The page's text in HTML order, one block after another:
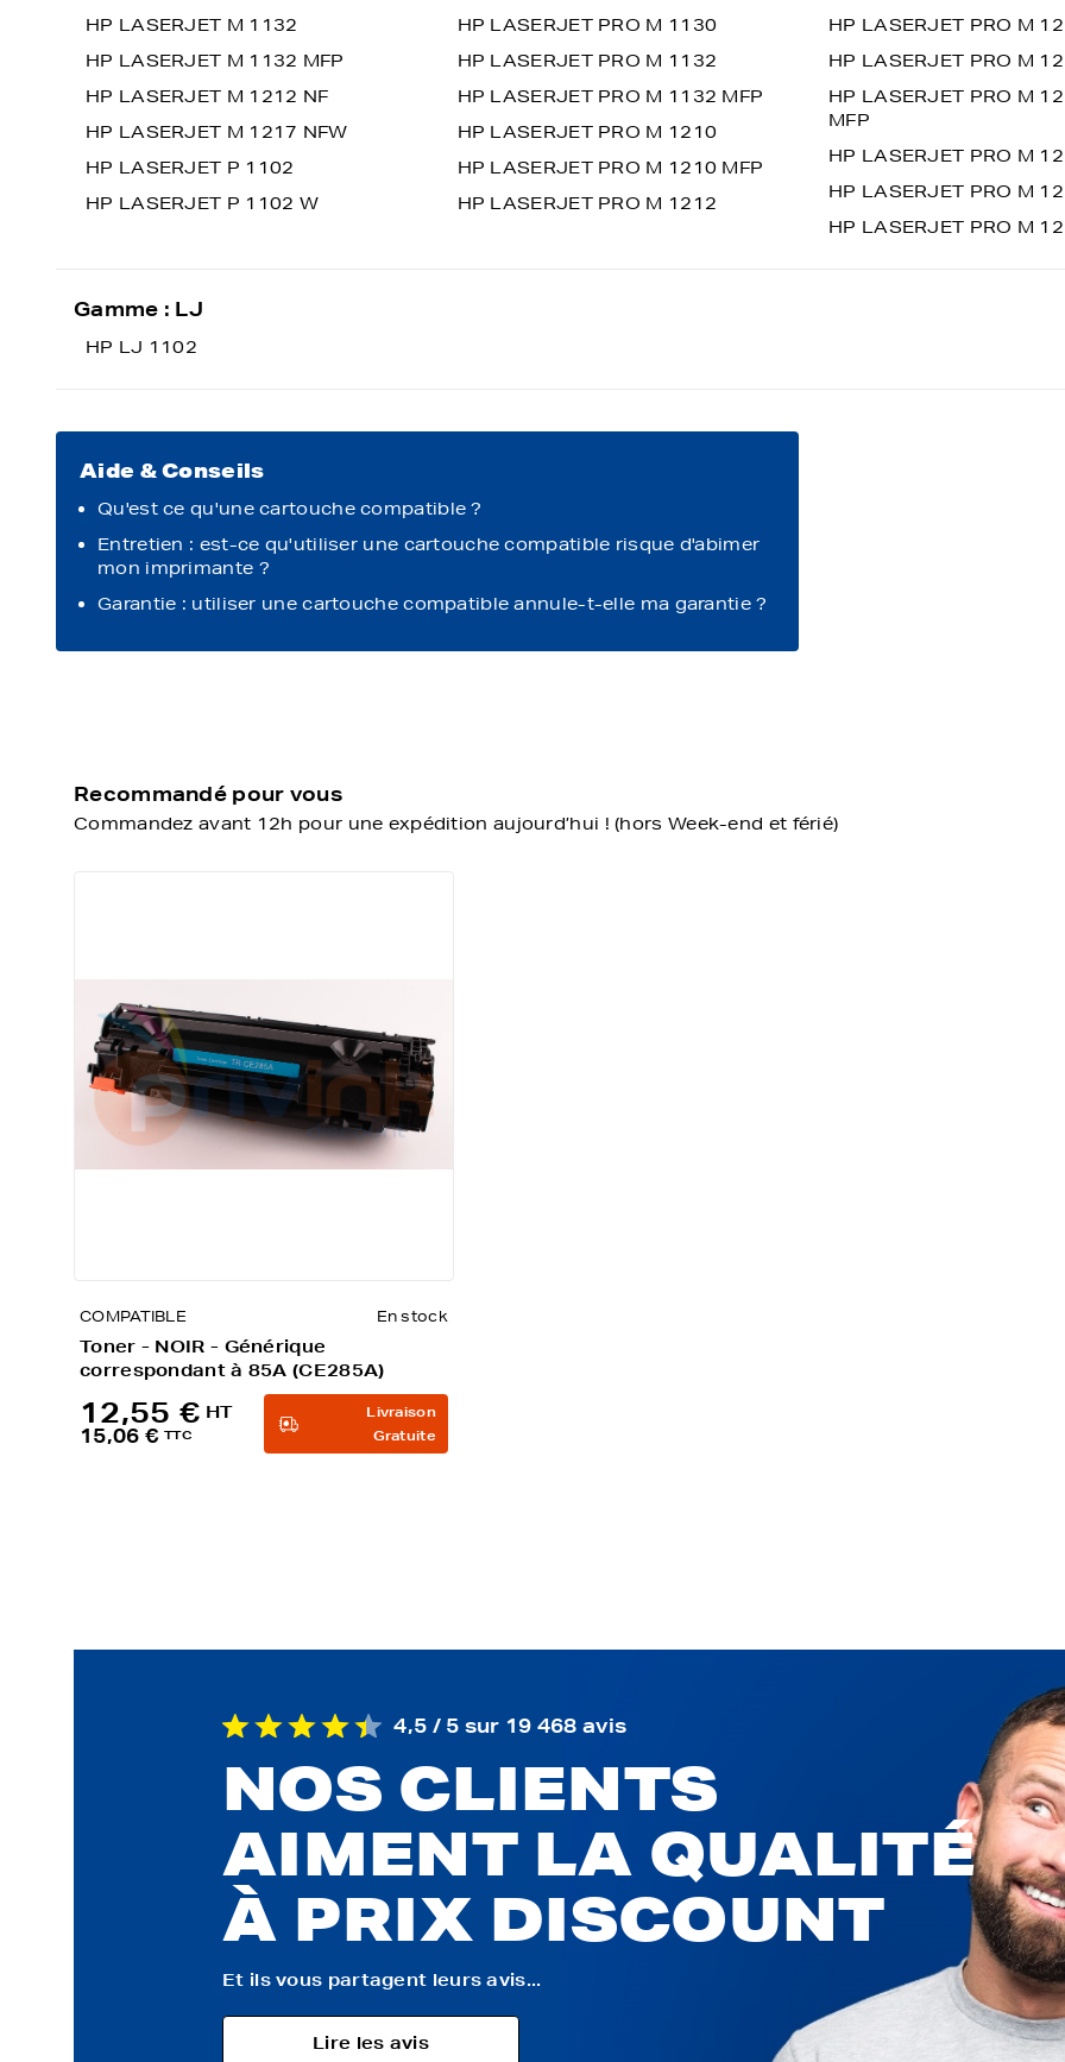
HP LASERJET M 1132
HP LASERJET M 1132 MFP
HP LASERJET M 1212 NF
HP LASERJET M 1217 NFW
HP LASERJET P 1102
HP LASERJET P 1102 W
HP LASERJET PRO M 1130
HP LASERJET PRO M 1132
HP LASERJET PRO M 1132 MFP
HP LASERJET PRO M 1210
HP LASERJET PRO M 1210 MFP
HP LASERJET PRO M 1212
HP LASERJET PRO M
HP LASERJET PRO M
HP LASERJET PRO M
MFP
HP LASERJET PRO M
HP LASERJET PRO M
HP LASERJET PRO M
Gamme : LJ
HP LJ 1102
Aide & Conseils
Qu'est ce qu'une cartouche compatible ?
Entretien : est-ce qu'utiliser une cartouche compatible risque d'abimer
mon imprimante ?
Garantie : utiliser une cartouche compatible annule-t-elle ma garantie ?
Recommandé pour vous
Commandez avant 12h pour une expédition aujourd’hui ! (hors Week-end et férié)
COMPATIBLE En stock
Toner - NOIR - Générique
correspondant à 85A (CE285A)
12,55 € HT
15,06 € TTC
Livraison
Gratuite
4,5 / 5 sur 19 468 avis
NOS CLIENTS
AIMENT LA QUALITÉ
À PRIX DISCOUNT
Et ils vous partagent leurs avis...
Lire les avis